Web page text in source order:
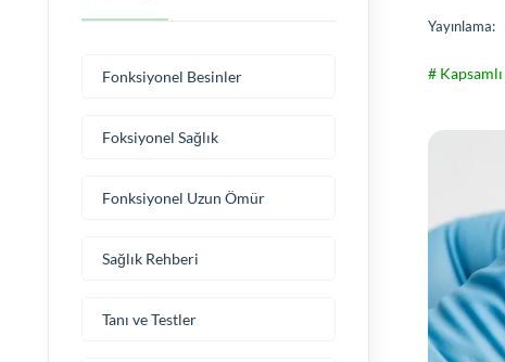
Yayınlama:
#
Fonksiyonel Besinler
Foksiyonel Sağlık
Fonksiyonel Uzun Ömür
Sağlık Rehberi
Tanı ve Testler